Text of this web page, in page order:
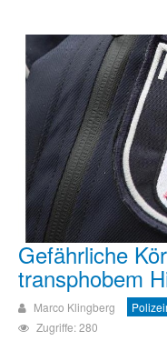
Gefährliche
transphobem
Marco Klingberg
Zugriffe: 280